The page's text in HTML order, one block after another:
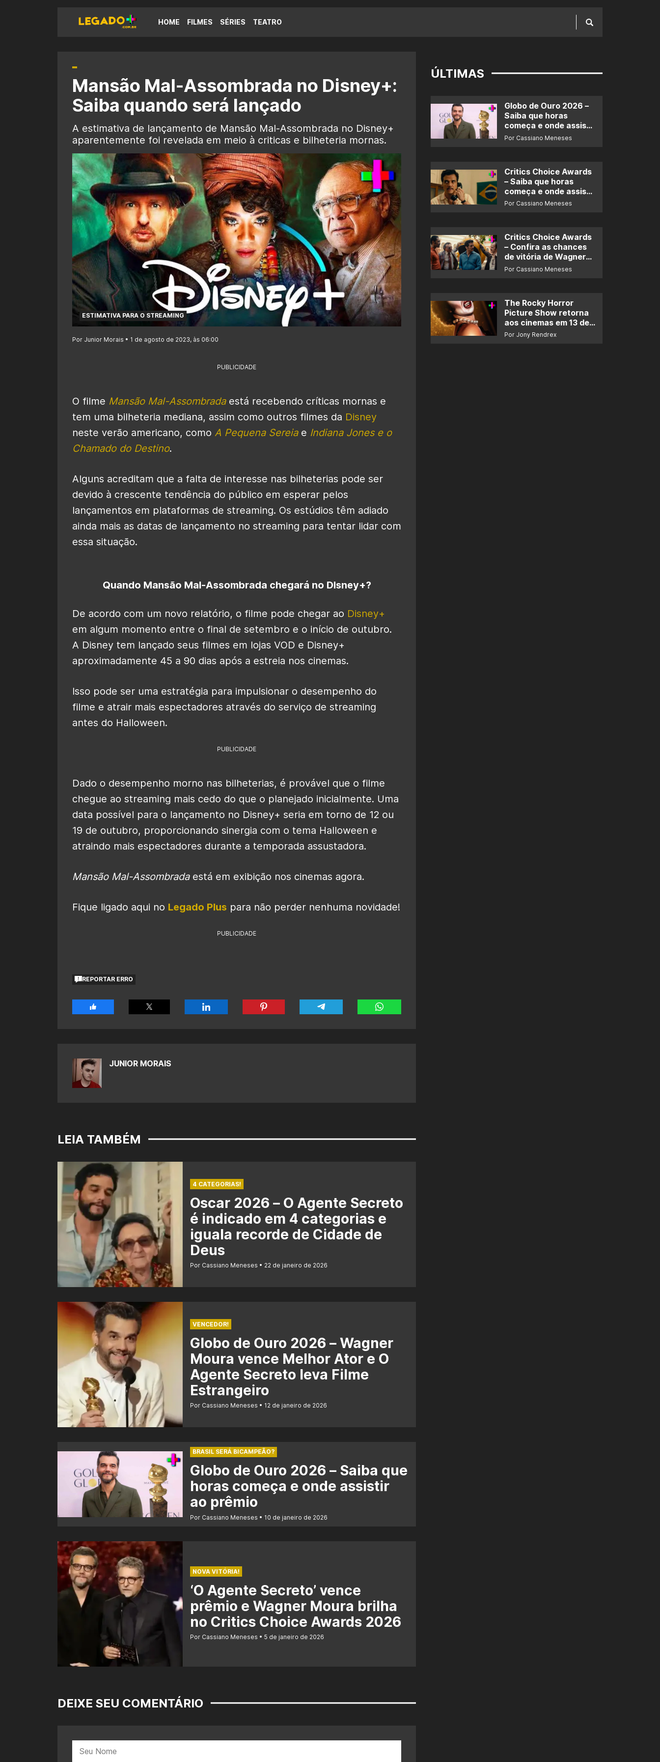
HOME FILMES SÉRIES TEATRO
Mansão Mal-Assombrada no Disney+:
Saiba quando será lançado
A estimativa de lançamento de Mansão Mal-Assombrada no Disney+
aparentemente foi revelada em meio à criticas e bilheteria mornas.
ESTIMATIVA PARA O STREAMING
Por Junior Morais • 1 de agosto de 2023, às 06:00
PUBLICIDADE
O filme Mansão Mal-Assombradaestá recebendo críticas mornas e
tem uma bilheteria mediana, assim como outros filmes da Disney
neste verão americano, como A Pequena Sereiae Indiana Jones e o
Chamado do Destino.
Alguns acreditam que a falta de interesse nas bilheterias pode ser
devido à crescente tendência do público em esperar pelos
lançamentos em plataformas de streaming. Os estúdios têm adiado
ainda mais as datas de lançamento no streaming para tentar lidar com
essa situação.
Quando Mansão Mal-Assombrada chegará no DIsney+?
De acordo com um novo relatório, o filme pode chegar ao Disney+
em algum momento entre o final de setembro e o início de outubro.
A Disney tem lançado seus filmes em lojas VOD e Disney+
aproximadamente 45 a 90 dias após a estreia nos cinemas.
Isso pode ser uma estratégia para impulsionar o desempenho do
filme e atrair mais espectadores através do serviço de streaming
antes do Halloween.
PUBLICIDADE
Dado o desempenho morno nas bilheterias, é provável que o filme
chegue ao streaming mais cedo do que o planejado inicialmente. Uma
data possível para o lançamento no Disney+ seria em torno de 12 ou
19 de outubro, proporcionando sinergia com o tema Halloween e
atraindo mais espectadores durante a temporada assustadora.
Mansão Mal-Assombradaestá em exibição nos cinemas agora.
Fique ligado aqui no Legado Plus para não perder nenhuma novidade!
PUBLICIDADE
REPORTAR ERRO
JUNIOR MORAIS
LEIA TAMBÉM
4 CATEGORIAS!
Oscar 2026 – O Agente Secreto
é indicado em 4 categorias e
iguala recorde de Cidade de
Deus
Por Cassiano Meneses 22 de janeiro de 2026
VENCEDOR!
Globo de Ouro 2026 – Wagner
Moura vence Melhor Ator e O
Agente Secreto leva Filme
Estrangeiro
Por Cassiano Meneses 12 de janeiro de 2026
BRASIL SERÁ BICAMPEÃO?
Globo de Ouro 2026 – Saiba que
horas começa e onde assistir
ao prêmio
Por Cassiano Meneses 10 de janeiro de 2026
NOVA VITÓRIA!
‘O Agente Secreto’ vence
prêmio e Wagner Moura brilha
no Critics Choice Awards 2026
Por Cassiano Meneses 5 de janeiro de 2026
DEIXE SEU COMENTÁRIO
Nome:
ÚLTIMAS
Globo de Ouro 2026 –
Saiba que horas
começa e onde assistir
ao prêmio
Por Cassiano Meneses
Critics Choice Awards
– Saiba que horas
começa e onde assistir
ao prêmio
Por Cassiano Meneses
Critics Choice Awards
– Confira as chances
de vitória de Wagner
Moura e de ‘O Agente
Por Cassiano Meneses
The Rocky Horror
Picture Show retorna
aos cinemas em 13 de
novembro
Por Jony Rendrex